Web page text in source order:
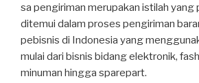
sa pengiriman merupakan istilah yang
ditemui dalam proses pengiriman
pebisnis di Indonesia yang
mulai dari bisnis bidang elektronik,
minuman hingga sparepart.